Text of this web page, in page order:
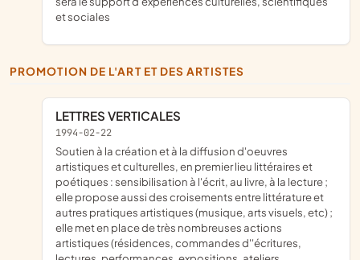
et sociales
PROMOTION DE L'ART ET DES ARTISTES
LETTRES VERTICALES
1994-02-22
soutien à la création et à la diffusion d'oeuvres
artistiques et culturelles, en premier lieu littéraires et
poétiques : sensibilisation à l'écrit, au livre, à la lecture ;
elle propose aussi des croisements entre littérature et
autres pratiques artistiques (musique, arts visuels, etc) ;
elle met en place de très nombreuses actions
artistiques (résidences, commandes d''écritures,